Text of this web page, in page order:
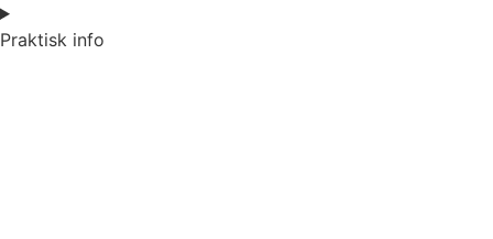
Praktisk info